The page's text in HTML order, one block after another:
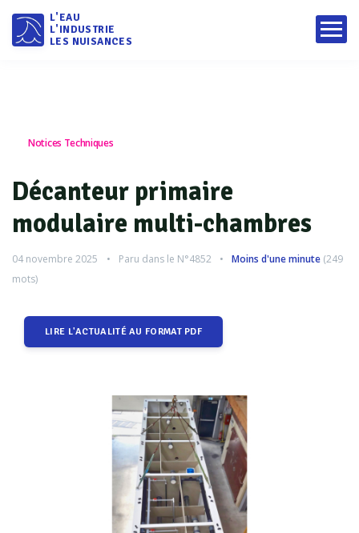
L'EAU
L'INDUSTRIE
LES NUISANCES
Notices Techniques
Décanteur primaire
modulaire multi-chambres
04 novembre 2025 Paru dans le N°4852 Moins d'une minute (249
mots)
LIRE L'ACTUALITÉ AU FORMAT PDF